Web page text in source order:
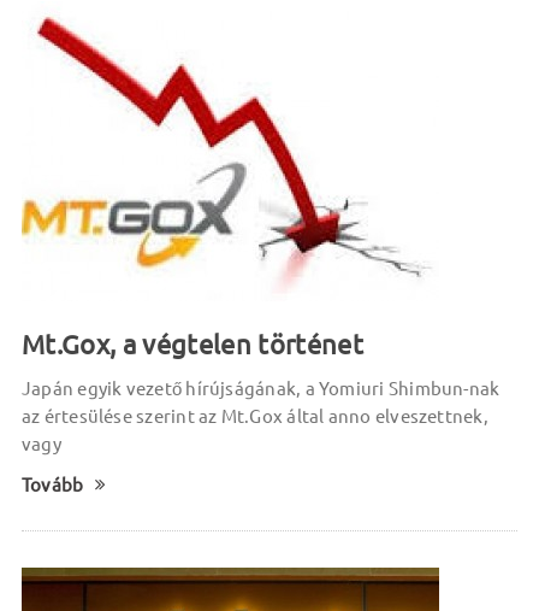
Mt.Gox, a végtelen történet
Japán egyik vezető hírújságának, a Yomiuri Shimbun-nak
az értesülése szerint az Mt.Gox által anno elveszettnek,
vagy
Tovább